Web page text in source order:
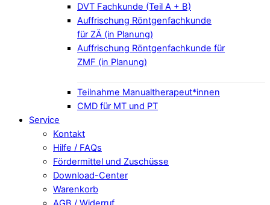
DVT Fachkunde (Teil A + B)
Auffrischung Röntgenfachkunde
für ZÄ (in Planung)
Auffrischung Röntgenfachkunde für
ZMF (in Planung)
Teilnahme Manualtherapeut*innen
CMD für MT und PT
Service
Kontakt
Hilfe / FAQs
Fördermittel und Zuschüsse
Download-Center
Warenkorb